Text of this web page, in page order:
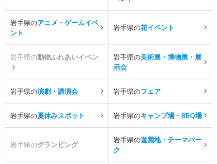
岩手県のアニメ・ゲームイベ
ント
岩手県の花イベント
岩手県の動物ふれあいイベン
ト
岩手県の美術展・博物展・展
示会
岩手県の演劇・講演会 岩手県のフェア
岩手県の夏休みスポット 岩手県のキャンプ場・BBQ場
岩手県のグランピング
岩手県の遊園地・テーマパー
ク